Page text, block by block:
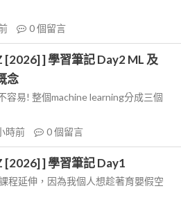
0個留言
] 學習筆記 Day2 ML 及
念
容易! 整個machine learning分成三個
時前 0個留言
] 學習筆記 Day1
程延伸，因為我個人想趁著育嬰假空